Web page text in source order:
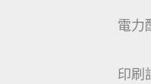
電力
印刷